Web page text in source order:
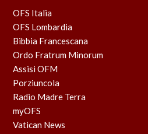
OFS Italia
OFS Lombardia
Bibbia Francescana
Ordo Fratrum Minorum
Assisi OFM
Porziuncola
Radio Madre Terra
myOFS
Vatican News